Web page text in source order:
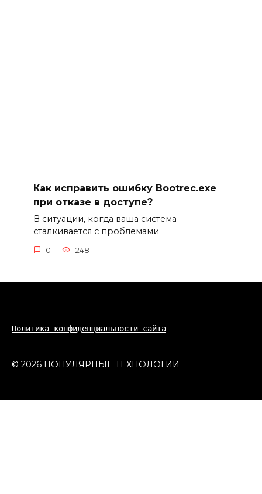
Как исправить ошибку Bootrec.exe
при отказе в доступе?
В ситуации, когда ваша система
сталкивается с проблемами
0 248
Политика конфиденциальности сайта
© 2026 ПОПУЛЯРНЫЕ ТЕХНОЛОГИИ